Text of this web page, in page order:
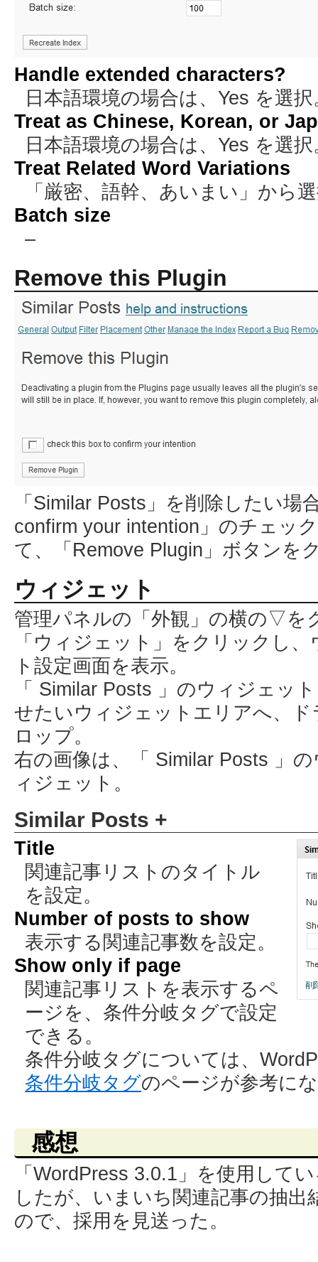
Handle extended characters?
日本語環境の場合は、Yes を選択
Treat as Chinese, Korean, or
日本語環境の場合は、Yes を選択
Treat Related Word Variations
「厳密、語幹、あいまい」から
Batch size
–
Remove this Plugin
「Similar Posts」を削除したい場
confirm your intention」のチェッ
て、「Remove Plugin」ボタンを
ウィジェット
管理パネルの「外観」の横の▽を
「ウィジェット」をクリックし
ト設定画面を表示。
「 Similar Posts 」のウィジェッ
せたいウィジェットエリアへ、ド
ロップ。
右の画像は、「 Similar Posts 」の
ィジェット。
Similar Posts +
Title
関連記事リストのタイトル
を設定。
Number of posts to show
表示する関連記事数を設定。
Show only if page
関連記事リストを表示するペ
ージを、条件分岐タグで設定
できる。
条件分岐タグについては、
条件分岐タグのページが参考に
感想
「WordPress 3.0.1」を使用して
したが、いまいち関連記事の抽
ので、採用を見送った。